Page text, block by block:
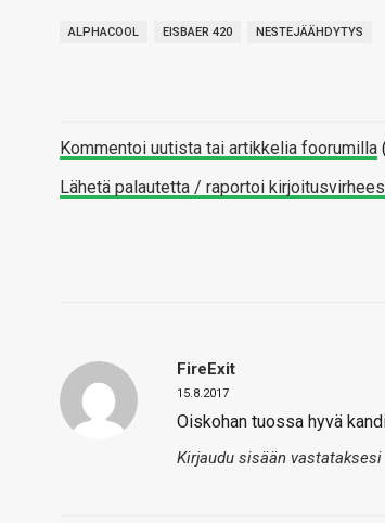
ALPHACOOL EISBAER 420 NESTEJÄÄHDYTYS
Kommentoi uutista tai artikkelia foorumilla
Lähetä palautetta / raportoi
FireExit
15.8.2017
Oiskohan tuossa hyvä
Kirjaudu sisään vastataksesi